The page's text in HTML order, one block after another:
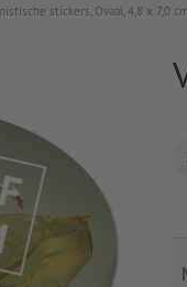
stickers, Ovaal, 4,8 x 7,0 cm